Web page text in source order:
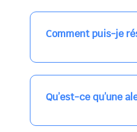
Comment puis-je
Nos places libres au
qui vous intéresse,
Qu’est-ce qu’une
Vous avez besoin